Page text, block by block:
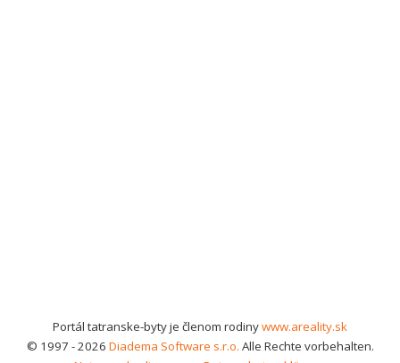
Portál tatranske-byty je členom rodinywww.areality.sk
© 1997 - 2026 Diadema Software s.r.o. Alle Rechte vorbehalten.